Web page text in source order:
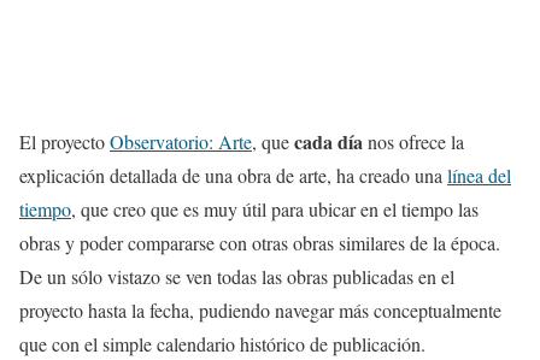
El proyectoObservatorio: Arte, quecada díanos ofrece la
explicación detallada de una obra de arte, ha creado unalínea del
tiempo, que creo que es muy útil para ubicar en el tiempo las
obras y poder compararse con otras obras similares de la época.
De un sólo vistazo se ven todas las obras publicadas en el
proyecto hasta la fecha, pudiendo navegar más conceptualmente
que con el simple calendario histórico de publicación.